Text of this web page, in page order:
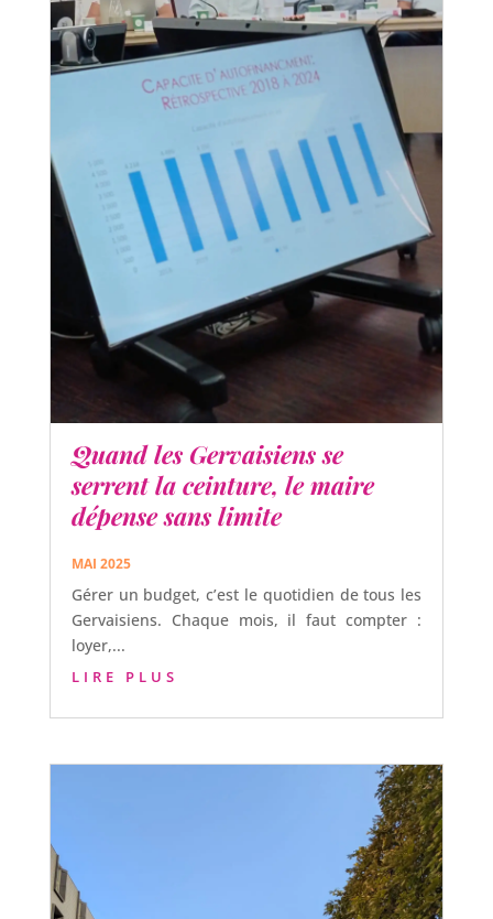
Quand les Gervaisiens se
serrent la ceinture, le maire
dépense sans limite
MAI 2025
Gérer un budget, c’est le quotidien de tous les
Gervaisiens. Chaque mois, il faut compter :
loyer,...
LIRE PLUS